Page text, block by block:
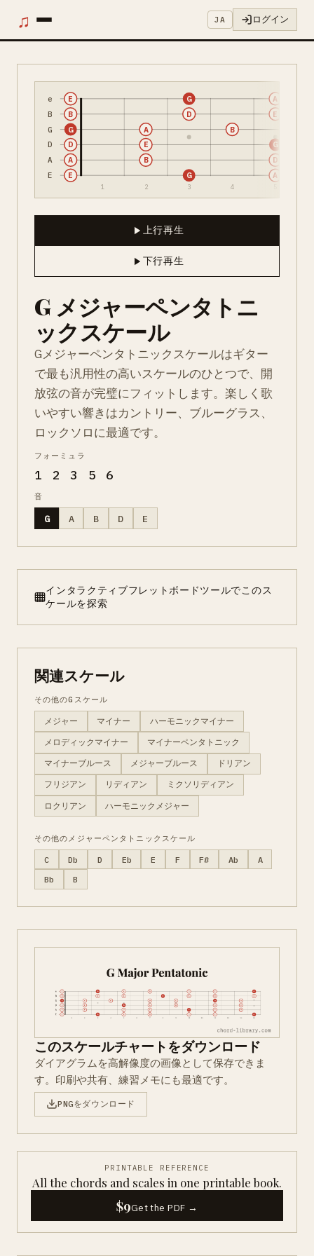
♫ JA ログイン
e
B
G
D
A
E
1 2 3 4
E G A
A B D
D E G
G A B
B D E
E G A
上行再生
下行再生
G メジャーペンタトニ
ックスケール
Gメジャーペンタトニックスケールはギター
で最も汎用性の高いスケールのひとつで、開
放弦の音が完璧にフィットします。楽しく歌
いやすい響きはカントリー、ブルーグラス、
ロックソロに最適です。
フォーミュラ
1 2 3 5 6
音
G A B D E
インタラクティブフレットボードツールでこのス
ケールを探索
関連スケール
その他のGスケール
メジャー マイナー ハーモニックマイナー
メロディックマイナー マイナーペンタトニック
マイナーブルース メジャーブルース ドリアン
フリジアン リディアン ミクソリディアン
ロクリアン ハーモニックメジャー
その他のメジャーペンタトニックスケール
C Db D Eb E F F# Ab
A
Bb
B
このスケールチャートをダウンロード
ダイアグラムを高解像度の画像として保存できま
す。印刷や共有、練習メモにも最適です。
PNGをダウンロード
PRINTABLE REFERENCE
All the chords and scales in one printable book.
$9Get the PDF →